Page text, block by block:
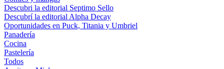
Descubri la editorial Septimo Sello
Descubrí la editorial Alpha Decay
Oportunidades en Puck, Titania y Umbriel
Panadería
Cocina
Pastelería
Todos